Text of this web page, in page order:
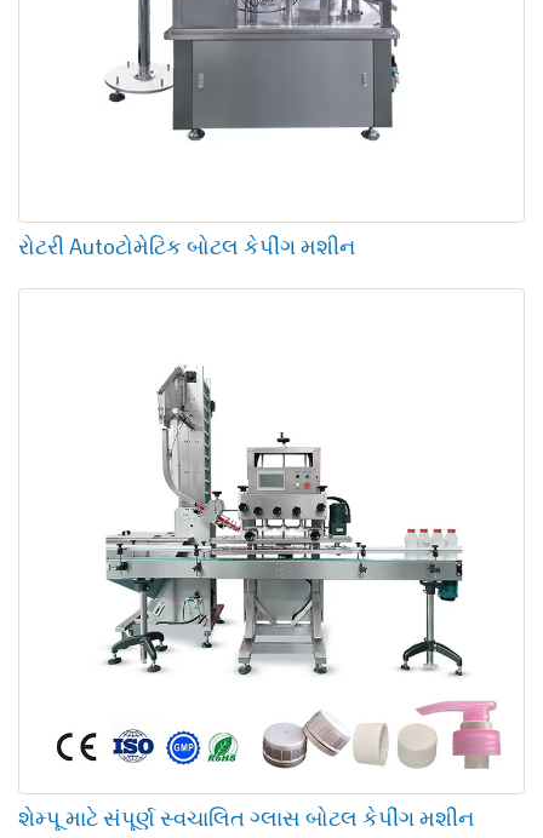
રોટરી Autoટોમેટિક બોટલ કેપીંગ મશીન
શેમ્પૂ માટે સંપૂર્ણ સ્વચાલિત ગ્લાસ બોટલ કેપીંગ મશીન